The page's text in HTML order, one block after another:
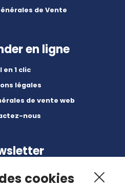
de Vente
en ligne
en 1 clic
légales
de vente web
nous
cookies